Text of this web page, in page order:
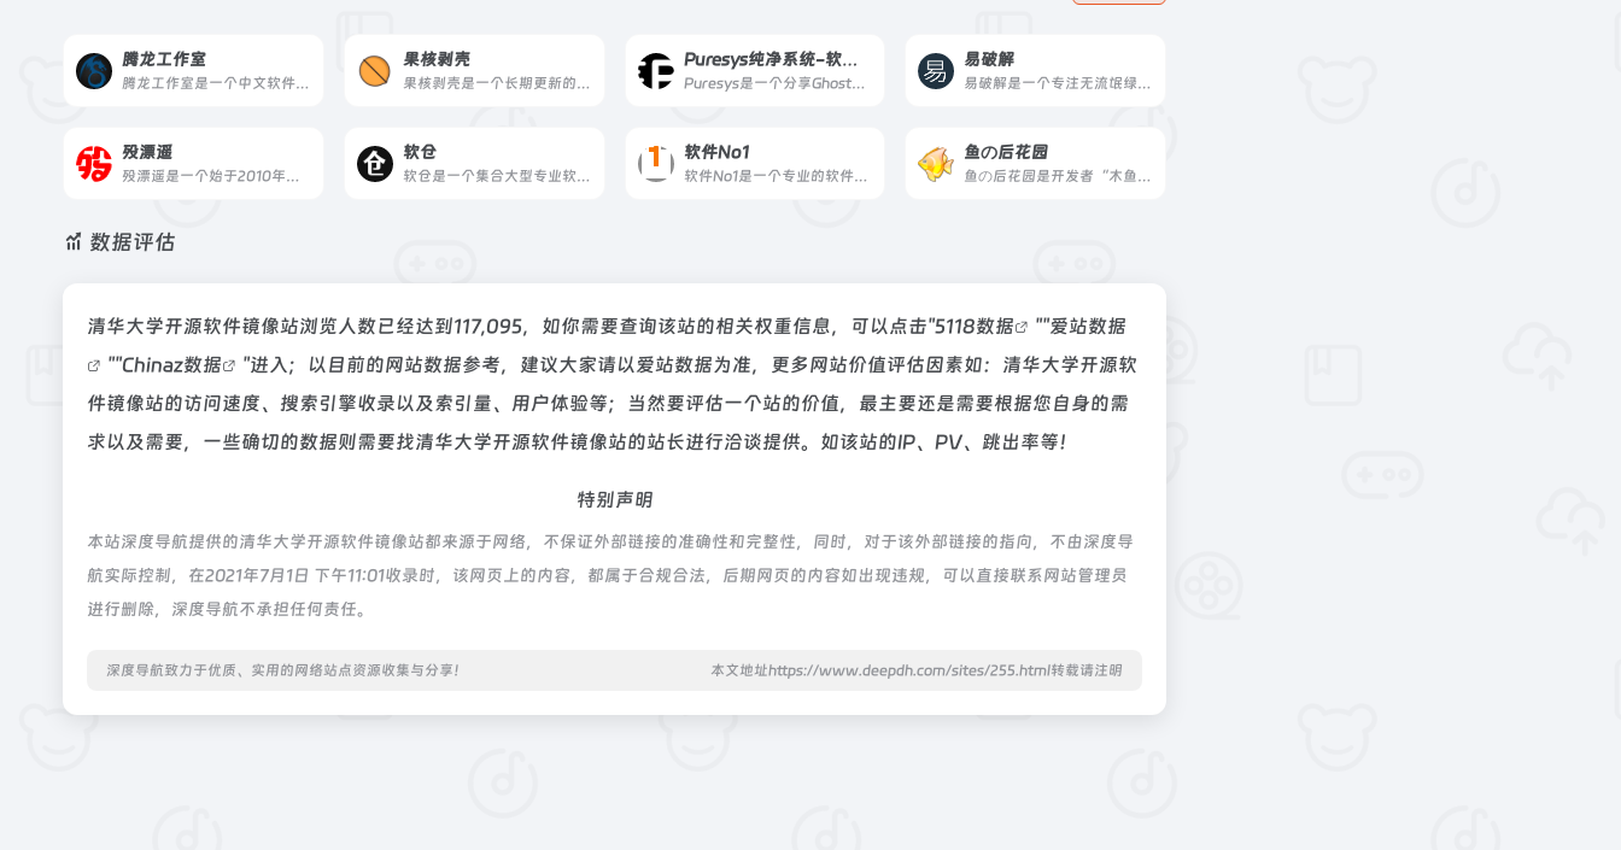
腾龙工作室
腾龙工作室是一个中文软件与技术教程网站，由站长个人独立运营，专注于分享干净、可持续的软件及配套的实操教程，适合创作者与技术爱好者。
果核剥壳
果核剥壳是一个长期更新的综合科技网站，提供绿色软件、系统工具、效率应用与科技资讯，坚持分享真正有用、有价值的资源与观点。
Puresys纯净系统-软件下载
Puresys是一个分享Ghost系统与PC软件资源的博客，致力于免费提供优质的去广告绿色软件、常用的破解优化软件，以及各类经验教程。
易破解
易破解是一个专注无流氓绿色软件分享、游戏下载、电脑技术、经验教程的网站，提供安全纯净的下载内容。
殁漂遥
殁漂遥是一个始于2010年的软件资源分享网站，专注收藏与分享绿色便携免安装软件，所有资源经站长亲自使用后分享，注重安全与可用性。
软仓
软仓是一个集合大型专业软件的导航与下载网站，提供软件介绍和安装教程，覆盖 Adobe、AutoCAD、3ds Max 等专业软件，适合学生、设计师、工程师等用户。
软件No1
软件No1是一个专业的软件信息发布网站，自2010年上线，专注于介绍各类优秀的免费软件、在线工具、软件使用技巧及优惠活动，内容以原创和翻译为主。
鱼の后花园
鱼の后花园是开发者“木鱼”维护的个人软件网站，汇集了数十款免费工具软件，涵盖网络工具、桌面美化、开发人员工具等，并提供汉化版与开发组件。
数据评估
清华大学开源软件镜像站浏览人数已经达到117,095，如你需要查询该站的相关权重信息，可以点击"5118数据 ""爱站数据
""Chinaz数据
"进入；以目前的网站数据参考，建议大家请以爱站数据为准，更多网站价值评估因素如：清华大学开源软
件镜像站的访问速度、搜索引擎收录以及索引量、用户体验等；当然要评估一个站的价值，最主要还是需要根据您自身的需
求以及需要，一些确切的数据则需要找清华大学开源软件镜像站的站长进行洽谈提供。如该站的IP、PV、跳出率等！
特别声明
本站深度导航提供的清华大学开源软件镜像站都来源于网络，不保证外部链接的准确性和完整性，同时，对于该外部链接的指向，不由深度导
航实际控制，在2021年7月1日 下午11:01收录时，该网页上的内容，都属于合规合法，后期网页的内容如出现违规，可以直接联系网站管理员
进行删除，深度导航不承担任何责任。
深度导航致力于优质、实用的网络站点资源收集与分享！ 本文地址https://www.deepdh.com/sites/255.html转载请注明